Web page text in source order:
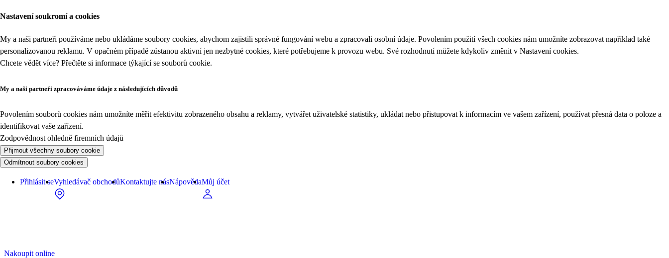
Nastavení soukromí a cookies
My a naši partneři používáme nebo ukládáme soubory cookies, abychom zajistili správné fungování webu a zpracovali osobní údaje. Povolením použití všech cookies nám umožníte zobrazovat například také
personalizovanou reklamu. V opačném případě zůstanou aktivní jen nezbytné cookies, které potřebujeme k provozu webu. Své rozhodnutí můžete kdykoliv změnit v Nastavení cookies.
Chcete vědět více? Přečtěte si informace týkající se souborů cookie.
My a naši partneři zpracováváme údaje z následujících důvodů
Povolením souborů cookies nám umožníte měřit efektivitu zobrazeného obsahu a reklamy, vytvářet uživatelské statistiky, ukládat nebo přistupovat k informacím ve vašem zařízení, používat přesná data o poloze a
identifikovat vaše zařízení.
Zodpovědnost ohledně firemních údajů
Přijmout všechny soubory cookie
Odmítnout soubory cookies
Přihlásit seVyhledávač obchodůKontaktujte násNápovědaMůj účet
Nakoupit online